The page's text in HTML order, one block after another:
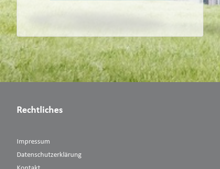
Rechtliches
Impressum
Datenschutzerklärung